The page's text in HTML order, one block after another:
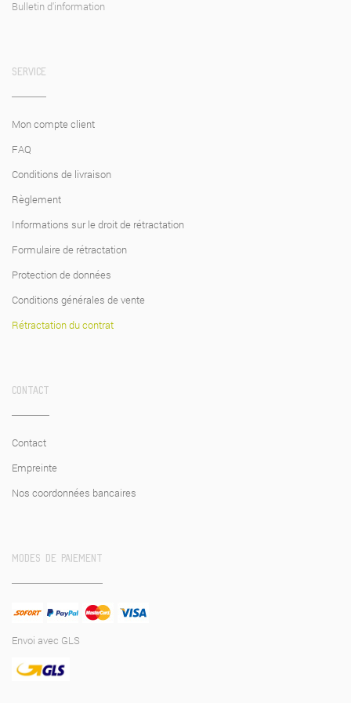
werden.
Bulletin d'information
SERVICE
Mon compte client
FAQ
Conditions de livraison
Règlement
Informations sur le droit de rétractation
Formulaire de rétractation
Protection de données
Conditions générales de vente
Rétractation du contrat
CONTACT
Contact
Empreinte
Nos coordonnées bancaires
MODES DE PAIEMENT
Envoi avec GLS